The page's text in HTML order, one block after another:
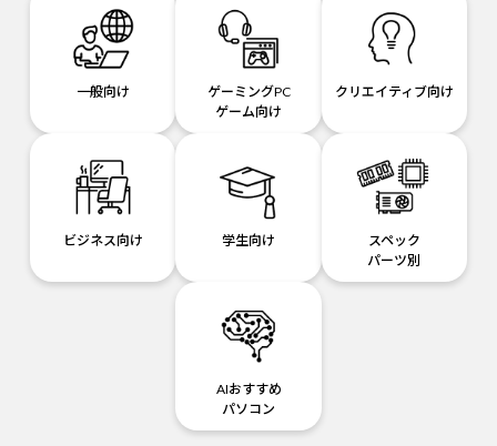
一般向け
ゲーミングPC
ゲーム向け
クリエイティブ向け
ビジネス向け 学生向け
スペック
パーツ別
AIおすすめ
パソコン